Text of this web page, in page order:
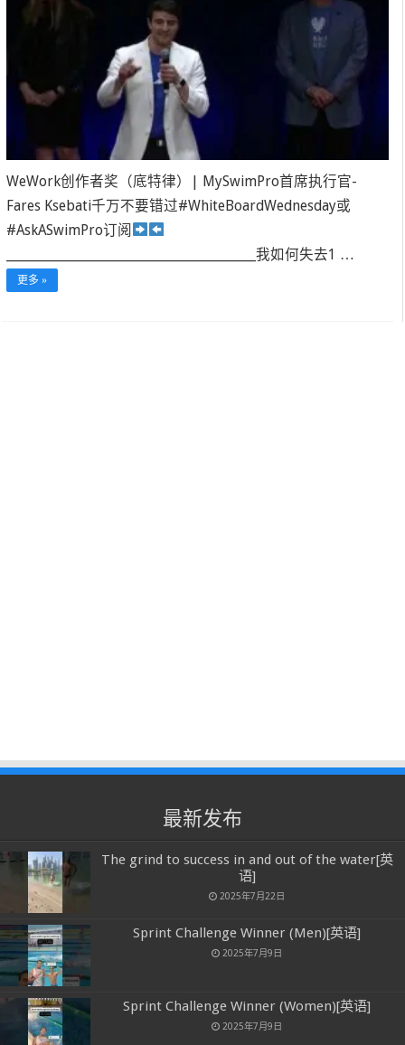
WeWork创作者奖（底特律）| MySwimPro首席执行官-
Fares Ksebati千万不要错过#WhiteBoardWednesday或
#AskASwimPro订阅
______________________________________________我如何失去1 …
更多 »
最新发布
The grind to success in and out of the water[英
语]
2025年7月22日
Sprint Challenge Winner (Men)[英语]
2025年7月9日
Sprint Challenge Winner (Women)[英语]
2025年7月9日